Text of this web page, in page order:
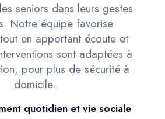
seniors dans leurs gestes
Notre équipe favorise
en apportant écoute et
sont adaptées à
pour plus de sécurité à
domicile.
quotidien et vie sociale